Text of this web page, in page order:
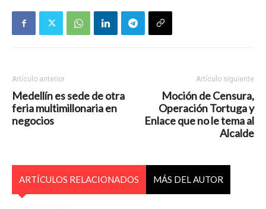
Artículo anterior
Medellín es sede de otra
feria multimillonaria en
negocios
Artículo siguiente
Moción de Censura,
Operación Tortuga y
Enlace que no le tema al
Alcalde
ARTÍCULOS RELACIONADOS MÁS DEL AUTOR